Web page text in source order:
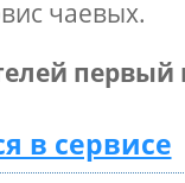
чаевых.
первый
в сервисе